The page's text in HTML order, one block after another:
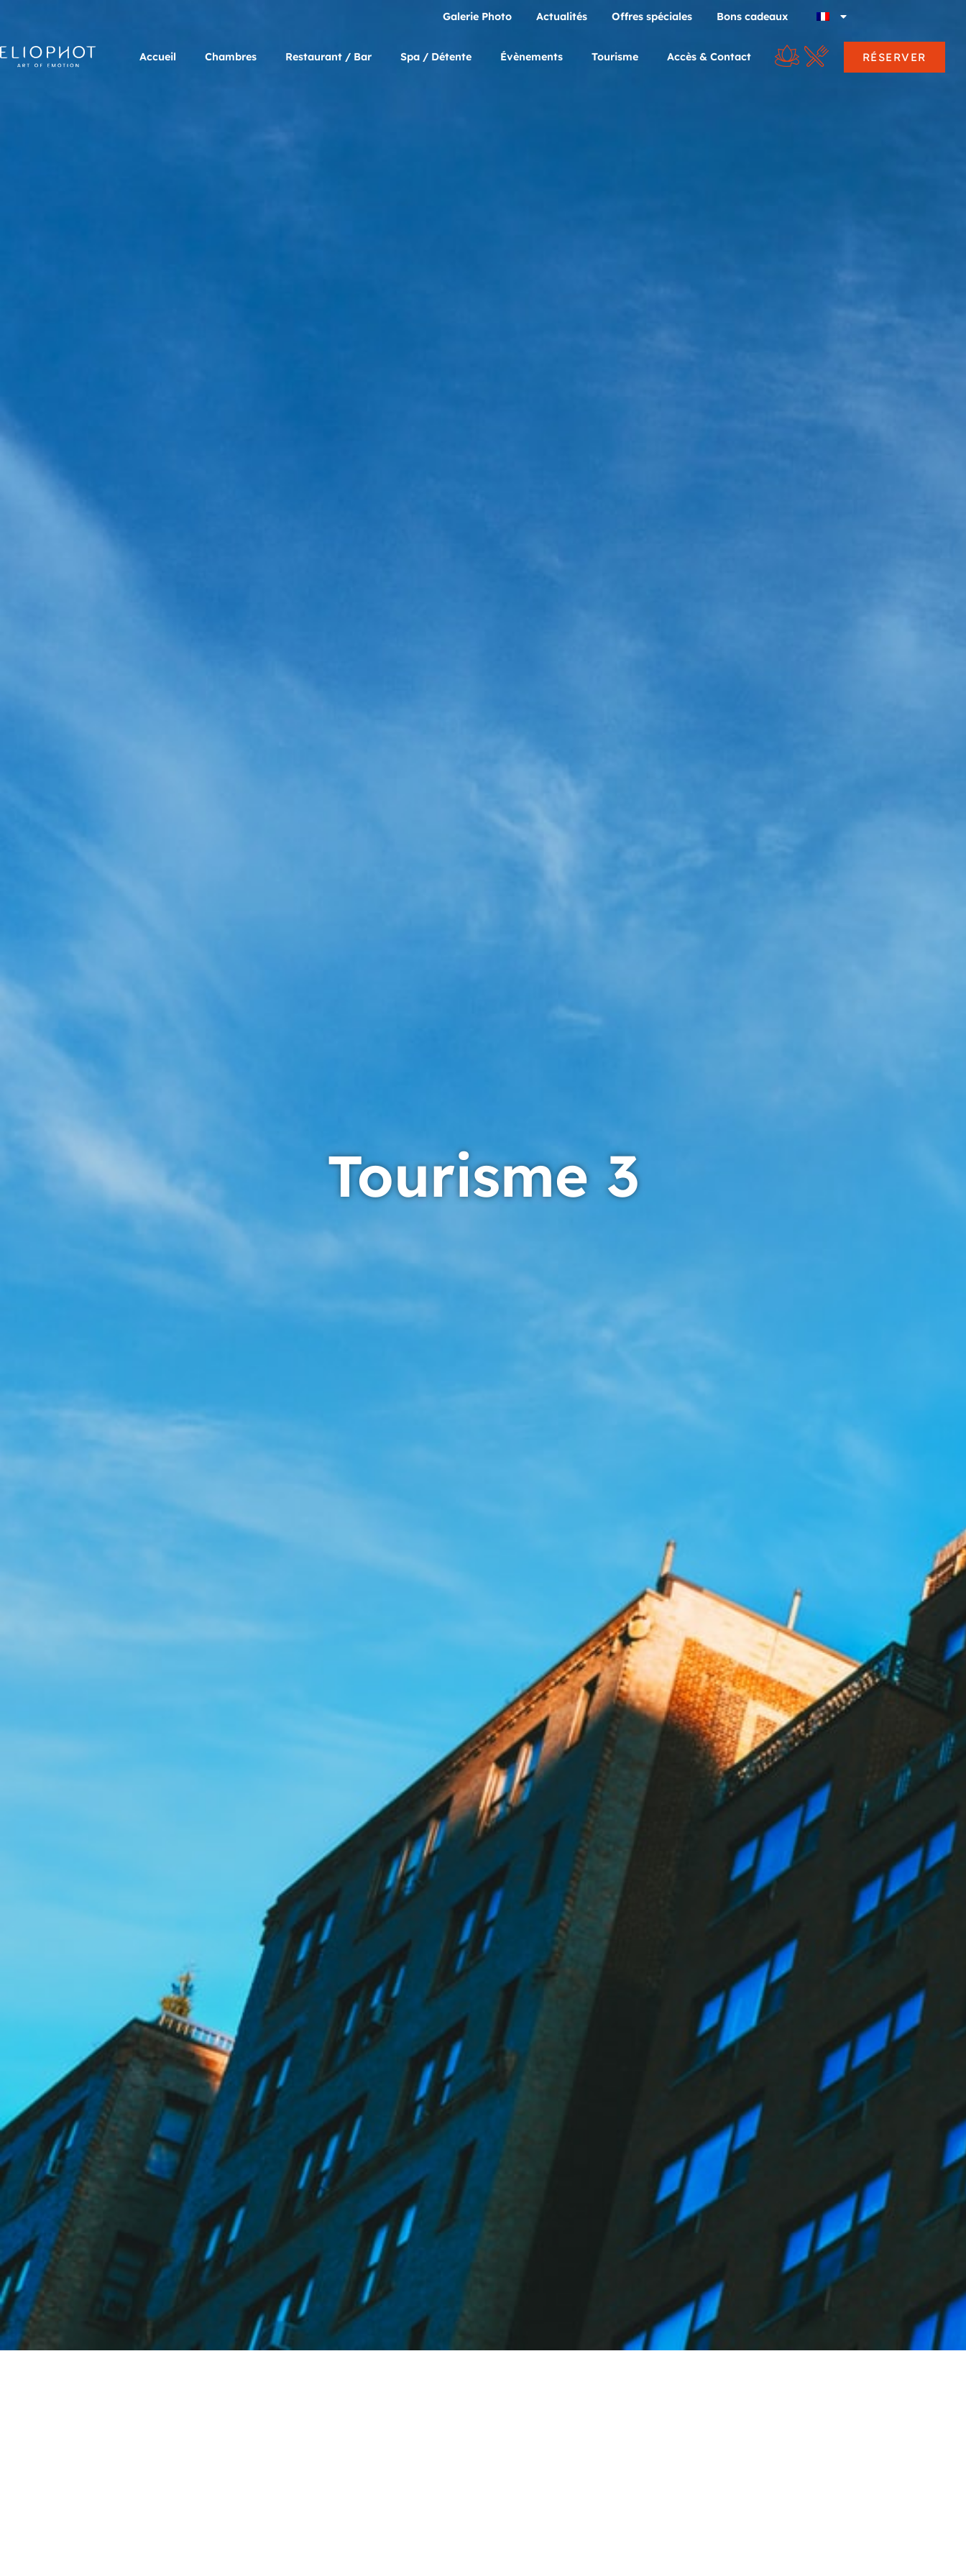
Galerie Photo Actualités Offres spéciales Bons cadeaux
Accueil Chambres Restaurant / Bar Spa / Détente Évènements Tourisme Accès & Contact RÉSERVER
Tourisme 3